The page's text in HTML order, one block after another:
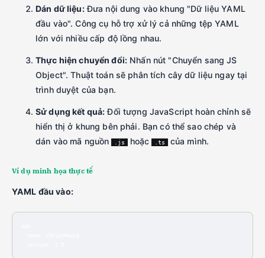
Dán dữ liệu:Đưa nội dung vào khung "Dữ liệu YAML
đầu vào". Công cụ hỗ trợ xử lý cả những tệp YAML
lớn với nhiều cấp độ lồng nhau.
Thực hiện chuyển đổi:Nhấn nút "Chuyển sang JS
Object". Thuật toán sẽ phân tích cây dữ liệu ngay tại
trình duyệt của bạn.
Sử dụng kết quả:Đối tượng JavaScript hoàn chỉnh sẽ
hiển thị ở khung bên phải. Bạn có thể sao chép và
dán vào mã nguồn
.js hoặc .ts của mình.
Ví dụ minh họa thực tế
YAML đầu vào: